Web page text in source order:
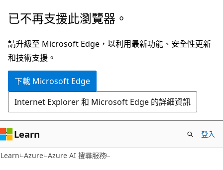
跳
主
要
內
已不再支援此瀏覽器。
請升級至 Microsoft Edge，以利用最新功能、安全性更新
和技術支援。
下載 Microsoft Edge
Internet Explorer 和 Microsoft Edge 的詳細資訊
Learn 登入
Learn Azure Azure AI 搜尋服務